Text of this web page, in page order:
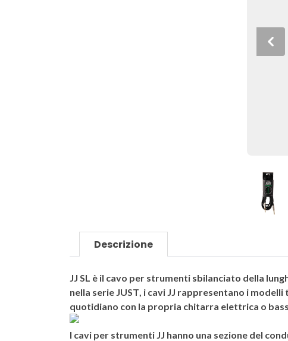
Descrizione
JJ SL è il cavo per strumenti sbilanciato della
nella serie JUST, i cavi JJ rappresentano i
quotidiano con la propria chitarra elettrica o
I cavi per strumenti JJ hanno una sezione del